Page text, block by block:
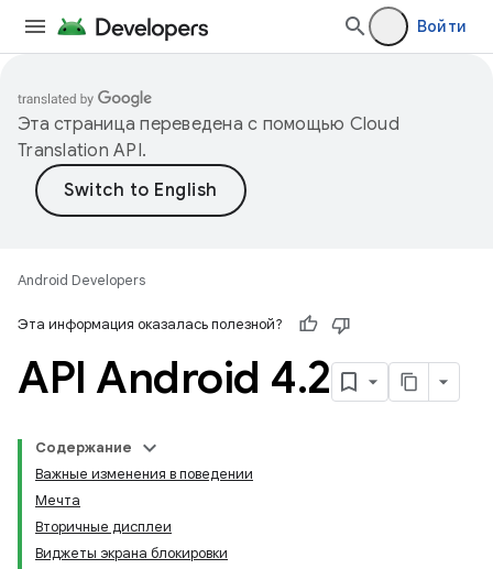
Войти
Эта страница переведена с помощью Cloud
Translation API.
Android Developers
Эта информация оказалась полезной?
API Android 4.2
Содержание
Важные изменения в поведении
Мечта
Вторичные дисплеи
Виджеты экрана блокировки